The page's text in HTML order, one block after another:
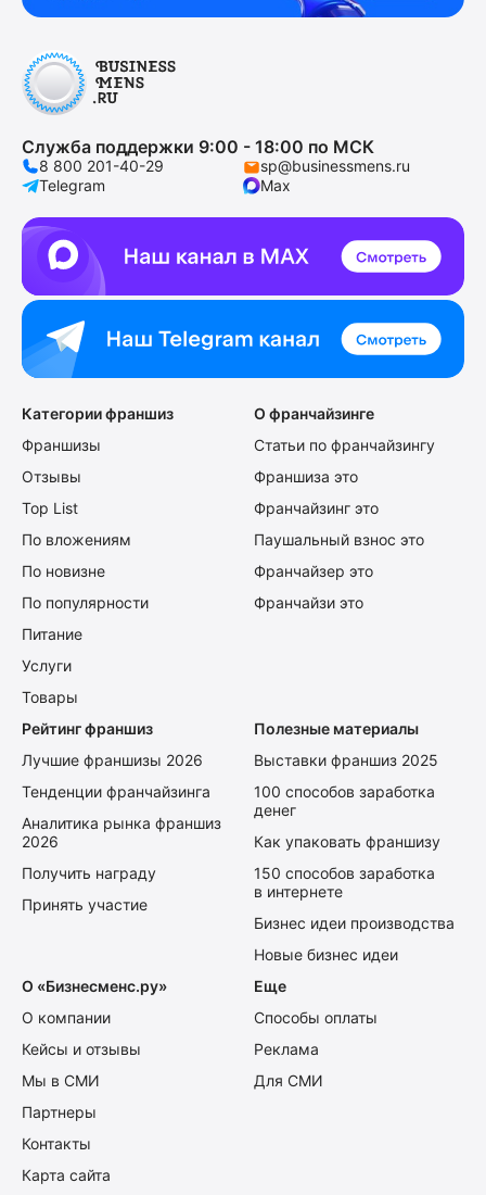
Служба поддержки 9:00 - 18:00 по МСК
8 800 201-40-29
sp@businessmens.ru
Telegram
Max
Категории франшиз
Франшизы
Отзывы
Top List
По вложениям
По новизне
По популярности
Питание
Услуги
Товары
О франчайзинге
Статьи по франчайзингу
Франшиза это
Франчайзинг это
Паушальный взнос это
Франчайзер это
Франчайзи это
Рейтинг франшиз
Лучшие франшизы 2026
Тенденции франчайзинга
Аналитика рынка франшиз
2026
Получить награду
Принять участие
Полезные материалы
Выставки франшиз 2025
100 способов заработка
денег
Как упаковать франшизу
150 способов заработка
в интернете
Бизнес идеи производства
Новые бизнес идеи
О «Бизнесменс.ру»
О компании
Кейсы и отзывы
Мы в СМИ
Партнеры
Контакты
Карта сайта
Еще
Способы оплаты
Реклама
Для СМИ